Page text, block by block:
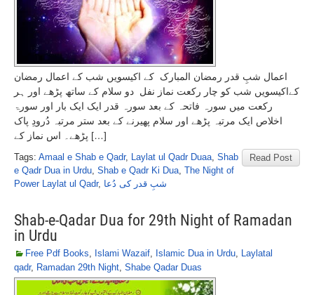
اعمال شبِ قدر رمضان المبارک کے اکیسویں شب کے اعمال رمضان
کےاکیسویں شب کو چار رکعت نماز نفل دو سلام کے ساتھ پڑھے اور ہر
رکعت میں سورہ فاتحہ کے بعد سورہ قدر ایک ایک بار اور سورۃ
اخلاص ایک مرتبہ پڑھے اور سلام پھیرنے کے بعد ستر مرتبہ دُرودِ پاک
پڑھے۔ اس نماز کے […]
Read Post
Tags: Amaal e Shab e Qadr, Laylat ul Qadr Duaa, Shab
e Qadr Dua in Urdu, Shab e Qadr Ki Dua, The Night of
Power Laylat ul Qadr, شبِ قدر کی دُعا
Shab-e-Qadar Dua for 29th Night of Ramadan
in Urdu
Free Pdf Books, Islami Wazaif, Islamic Dua in Urdu, Laylatal
qadr, Ramadan 29th Night, Shabe Qadar Duas